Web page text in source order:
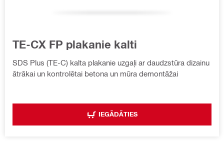
TE-CX FP plakanie kalti
SDS Plus (TE-C) kalta plakanie uzgaļi ar daudzstūra dizainu
ātrākai un kontrolētai betona un mūra demontāžai
IEGĀDĀTIES